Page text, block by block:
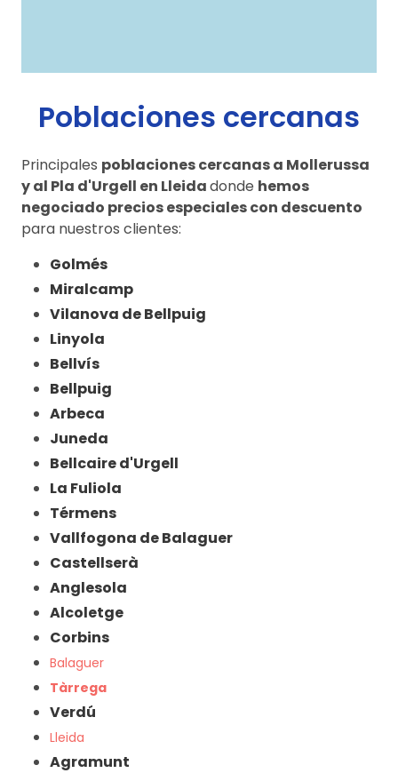
Poblaciones cercanas
Principales poblaciones cercanas a Mollerussa
y al Pla d'Urgell en Lleidadonde hemos
negociado precios especiales con descuento
para nuestros clientes:
Golmés
Miralcamp
Vilanova de Bellpuig
Linyola
Bellvís
Bellpuig
Arbeca
Juneda
Bellcaire d'Urgell
La Fuliola
Térmens
Vallfogona de Balaguer
Castellserà
Anglesola
Alcoletge
Corbins
Balaguer
Tàrrega
Verdú
Lleida
Agramunt